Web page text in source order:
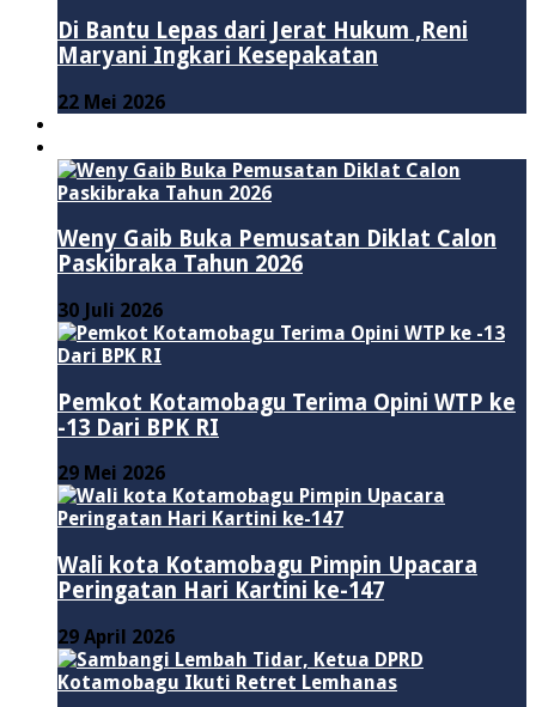
Di Bantu Lepas dari Jerat Hukum ,Reni
Maryani Ingkari Kesepakatan
22 Mei 2026
Weny Gaib Buka Pemusatan Diklat Calon
Paskibraka Tahun 2026
30 Juli 2026
Pemkot Kotamobagu Terima Opini WTP ke
-13 Dari BPK RI
29 Mei 2026
Wali kota Kotamobagu Pimpin Upacara
Peringatan Hari Kartini ke-147
29 April 2026